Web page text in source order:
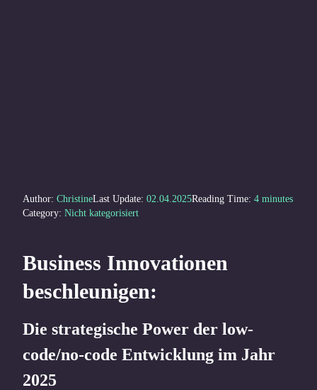
Author: ChristineLast Update: 02.04.2025Reading Time: 4 minutes
Category: Nicht kategorisiert
Business Innovationen
beschleunigen:
Die strategische Power der low-
code/no-code Entwicklung im Jahr
2025